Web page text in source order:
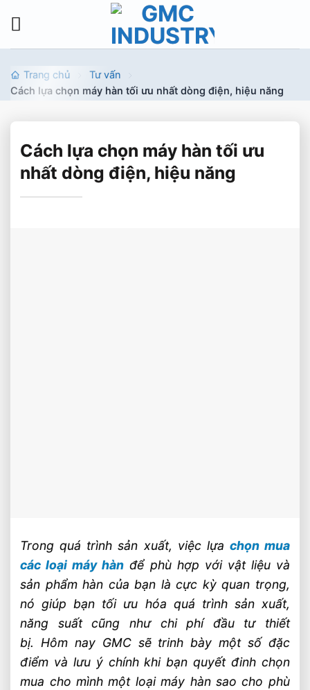
qua
nội
Trang chủ
Tư vấn
Cách lựa chọn máy hàn tối ưu nhất dòng điện, hiệu năng
Cách lựa chọn máy hàn tối ưu
nhất dòng điện, hiệu năng
Trong quá trình sản xuất, việc lựa chọn mua
các loại máy hàn để phù hợp với vật liệu và
sản phẩm hàn của bạn là cực kỳ quan trọng,
nó giúp bạn tối ưu hóa quá trình sản xuất,
năng suất cũng như chi phí đầu tư thiết
bị. Hôm nay GMC sẽ trinh bày một số đặc
điểm và lưu ý chính khi bạn quyết đinh chọn
mua cho mình một loại máy hàn sao cho phù